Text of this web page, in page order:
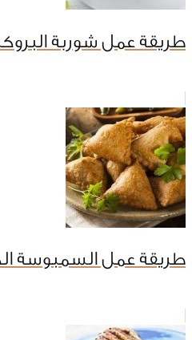
طريقة عمل شوربة
طريقة عمل السمبوسة